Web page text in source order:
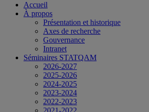
Accueil
À propos
Présentation et historique
Axes de recherche
Gouvernance
Intranet
Séminaires STATQAM
2026-2027
2025-2026
2024-2025
2023-2024
2022-2023
2021-2022